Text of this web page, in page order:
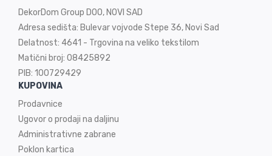
DekorDom Group DOO, NOVI SAD
Adresa sedišta: Bulevar vojvode Stepe 36, Novi Sad
Delatnost: 4641 - Trgovina na veliko tekstilom
Matični broj: 08425892
PIB: 100729429
KUPOVINA
Prodavnice
Ugovor o prodaji na daljinu
Administrativne zabrane
Poklon kartica